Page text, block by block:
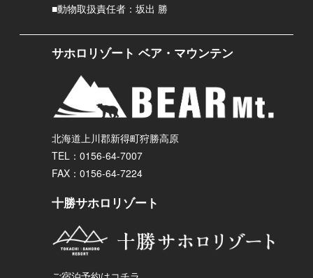
■動物取扱責任者：坂出 勝
サホロリゾート ベア・マウンテン
北海道上川郡新得町狩勝高原
TEL：0156-64-7007
FAX：0156-64-7224
十勝サホロリゾート